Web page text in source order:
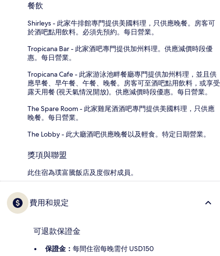
餐飲
Shirleys - 此家牛排館專門提供美國料理，只供應晚餐。房客可
於酒吧點用飲料。必須先預約。每日營業。
Tropicana Bar - 此家酒吧專門提供加州料理。供應減價時段優
惠。每日營業。
Tropicana Cafe - 此家游泳池畔餐廳專門提供加州料理，並且供
應早餐、早午餐、午餐、晚餐。房客可至酒吧點用飲料，或享受
露天用餐 (視天氣情況開放)。供應減價時段優惠。每日營業。
The Spare Room - 此家雞尾酒酒吧專門提供美國料理，只供應
晚餐。每日營業。
The Lobby - 此大廳酒吧供應晚餐以及輕食。特定日期營業。
獎項與聯盟
此住宿為璞富騰飯店及度假村成員。
費用和規定
可退款保證金
保證金： 每間住宿每晚需付 USD150